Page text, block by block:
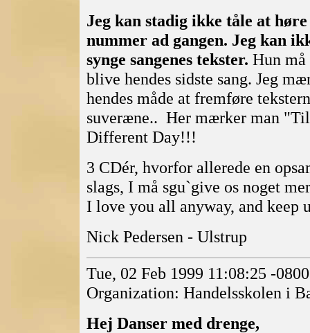
Jeg kan stadig ikke tåle at
nummer ad gangen. Jeg kan
synge sangenes tekster. Hun
blive hendes sidste sang. Jeg
hendes måde at fremføre
suveræne.. Her mærker man
Different Day!!!
3 CDér, hvorfor allerede en
slags, I må sgu`give os noget
I love you all anyway, and keep
Nick Pedersen - Ulstrup
Tue, 02 Feb 1999 11:08:25 -
Organization: Handelsskolen i
Hej Danser med drenge,